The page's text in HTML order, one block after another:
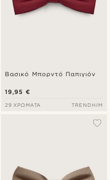
Βασικό Μπορντό Παπιγιόν
19,95 €
29 ΧΡΏΜΑΤΑ TRENDHIM